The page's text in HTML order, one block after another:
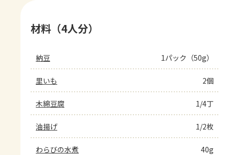
材料（4人分）
納豆 1パック（50g）
里いも 2個
木綿豆腐 1/4丁
油揚げ 1/2枚
わらびの水煮 40g